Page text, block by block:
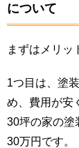
について
まずはメリッ
1つ目は、塗
め、費用が安
30坪の家の塗
30万円です。